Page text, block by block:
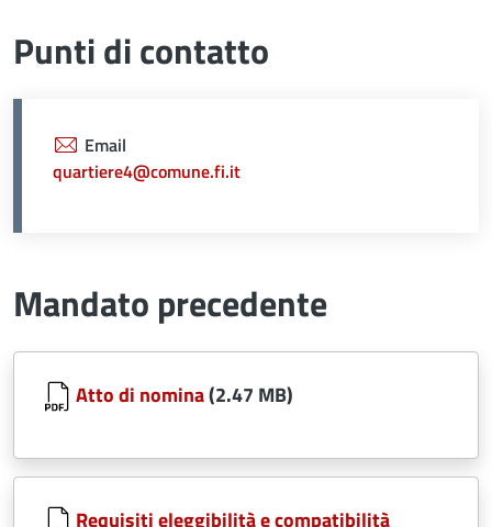
Punti di contatto
Email
quartiere4@comune.fi.it
Mandato precedente
Document
Atto di nomina(2.47 MB)
Document
Requisiti eleggibilità e compatibilità